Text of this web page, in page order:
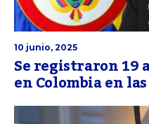
10 junio, 2025
Se registraron
en Colombia en